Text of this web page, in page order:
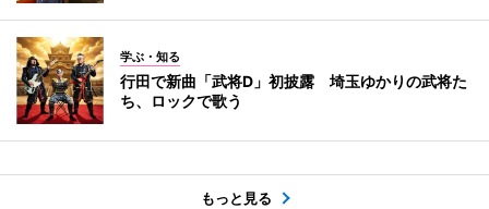
学ぶ・知る
行田で新曲「武将D」初披露 埼玉ゆかりの武将た
ち、ロックで歌う
もっと見る